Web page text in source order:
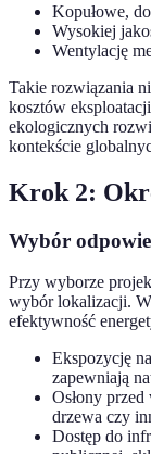
Kopułowe,
Wysokiej
Wentylację
Takie rozwiązania
kosztów
ekologicznych
kontekście
Krok 2:
Wybór
Przy wyborze
wybór lokalizacji.
efektywność
Ekspozycję
zapewniają
Osłony
drzewa czy
Dostęp do